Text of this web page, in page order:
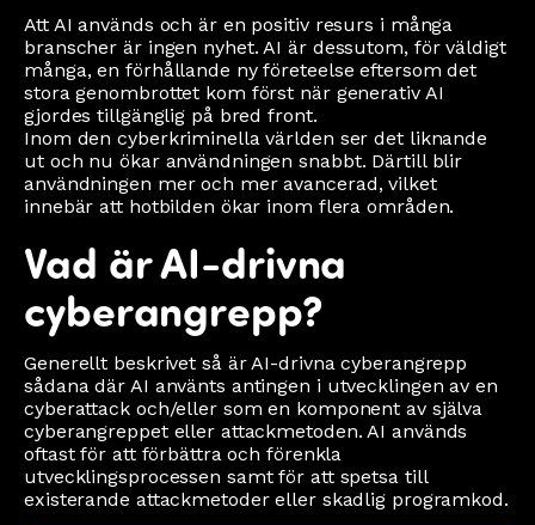
Att AI används och är en positiv resurs i många
branscher är ingen nyhet. AI är dessutom, för väldigt
många, en förhållande ny företeelse eftersom det
stora genombrottet kom först när generativ AI
gjordes tillgänglig på bred front.
Inom den cyberkriminella världen ser det liknande
ut och nu ökar användningen snabbt. Därtill blir
användningen mer och mer avancerad, vilket
innebär att hotbilden ökar inom flera områden.
Vad är AI-drivna
cyberangrepp?
Generellt beskrivet så är AI-drivna cyberangrepp
sådana där AI använts antingen i utvecklingen av en
cyberattack och/eller som en komponent av själva
cyberangreppet eller attackmetoden. AI används
oftast för att förbättra och förenkla
utvecklingsprocessen samt för att spetsa till
existerande attackmetoder eller skadlig programkod.